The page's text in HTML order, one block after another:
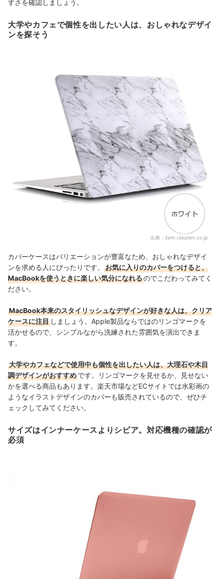
すさを確認しましょう。
大学やカフェで個性を出したい人は、おしゃれなデザイ
ンを探そう
出典： item.rakuten.co.jp
カバーケースはバリエーションが豊富なため、おしゃれなデザイ
ンを求める人にぴったりです。
お気に入りのカバーをつけると、
MacBookを使うときに楽しい気分になれるのでこだわってみてく
ださい。
MacBook本来のスタイリッシュなデザインが好きな人は、クリア
ケースに注目 しましょう。Apple製品ならではのリンゴマークを
活かせるので、シンプルながら洗練された雰囲気を演出できま
す。
大学やカフェなどで使用中も個性を出したい人は、大理石や木目
調デザインがおすすめです。リンゴマークを見せるか、見せない
かを選べる商品もあります。楽天市場などECサイトでは水彩画の
ようなイラストデザインのカバーも販売されているので、ぜひチ
ェックしてみてください。
サイズはインナーケースよりシビア。対応機種の確認が
必須